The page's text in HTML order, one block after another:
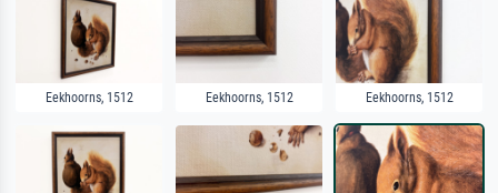
Eekhoorns, 1512 Eekhoorns, 1512 Eekhoorns, 1512